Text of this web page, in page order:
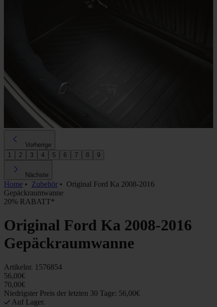
Vorherige
1
2 3 4 5 6 7 8 9
Nächste
Home • Zubehör • Original Ford Ka 2008-2016
Gepäckraumwanne
20% RABATT*
Original Ford Ka 2008-2016
Gepäckraumwanne
Artikelnr. 1576854
56,00€
70,00€
Niedrigster Preis der letzten 30 Tage: 56,00€
Auf Lager.